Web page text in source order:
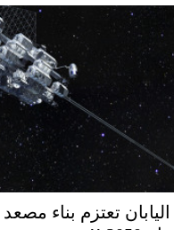
تعتزم بناء مصعد